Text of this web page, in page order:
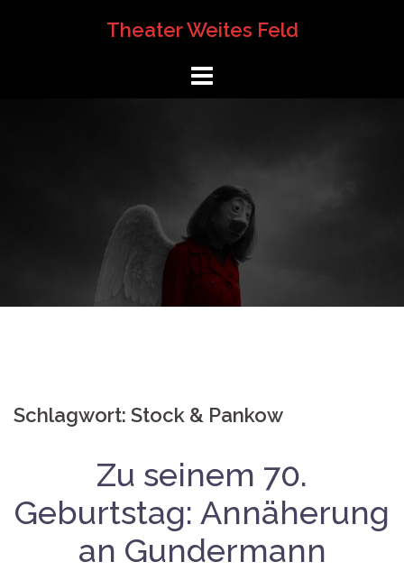
Theater Weites Feld
Schlagwort: Stock & Pankow
Zu seinem 70.
Geburtstag: Annäherung
an Gundermann